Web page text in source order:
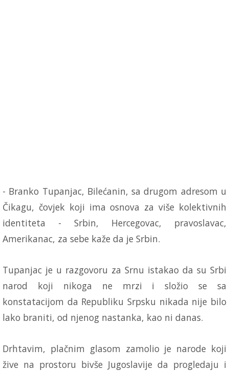
- Branko Tupanjac, Bilećanin, sa drugom adresom u
Čikagu, čovjek koji ima osnova za više kolektivnih
identiteta - Srbin, Hercegovac, pravoslavac,
Amerikanac, za sebe kaže da je Srbin.
Tupanjac je u razgovoru za Srnu istakao da su Srbi
narod koji nikoga ne mrzi i složio se sa
konstatacijom da Republiku Srpsku nikada nije bilo
lako braniti, od njenog nastanka, kao ni danas.
Drhtavim, plačnim glasom zamolio je narode koji
žive na prostoru bivše Jugoslavije da progledaju i